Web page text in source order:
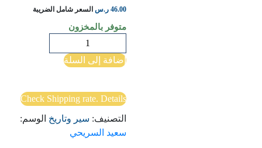
46.00 ر.س السعر شامل الضريبة
متوفر بالمخزون
الحياة
خارج
إضافة إلى السلة
Check Shipping rate. Details
التصنيف: سير وتاريخ الوسم:
سعيد السريحي